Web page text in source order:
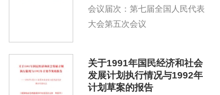
会议届次：第七届全国人民代表
大会第五次会议
关于1991年国民经济和社会
发展计划执行情况与1992年
计划草案的报告